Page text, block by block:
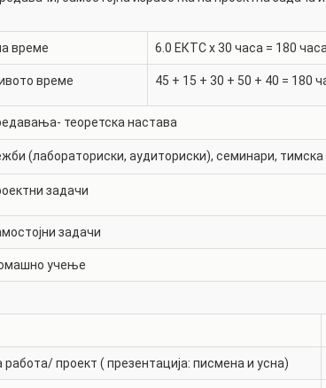
време 6.0 ЕКТС x 30 часа = 180 часа
време 45 + 15 + 30 + 50 + 40 = 180
теоретска настава
(лабораториски, аудиториски), семинари, тимска
задачи
задачи
учење
проект ( презентација: писмена и усна)